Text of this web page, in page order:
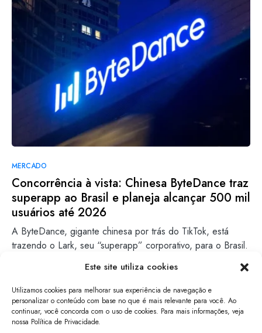
Este site utiliza cookies
Utilizamos cookies para melhorar sua experiência de navegação e
personalizar o conteúdo com base no que é mais relevante para você. Ao
continuar, você concorda com o uso de cookies. Para mais informações, veja
nossa Política de Privacidade.
MERCADO
Concorrência à vista: Chinesa ByteDance traz
superapp ao Brasil e planeja alcançar 500 mil
usuários até 2026
A ByteDance, gigante chinesa por trás do TikTok, está
trazendo o Lark, seu “superapp” corporativo, para o Brasil.
15/11/2024
Leia mais